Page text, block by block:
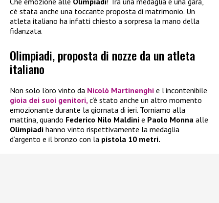
c’è stata anche una toccante proposta di matrimonio. Un
atleta italiano ha infatti chiesto a sorpresa la mano della
fidanzata.
Olimpiadi, proposta di nozze da un atleta
italiano
Non solo l’oro vinto da Nicolò Martinenghi e l’incontenibile
gioia dei suoi genitori,c’è stato anche un altro momento
emozionante durante la giornata di ieri. Torniamo alla
mattina, quando Federico Nilo Maldini e Paolo Monna alle
Olimpiadi hanno vinto rispettivamente la medaglia
d’argento e il bronzo con la pistola 10 metri.